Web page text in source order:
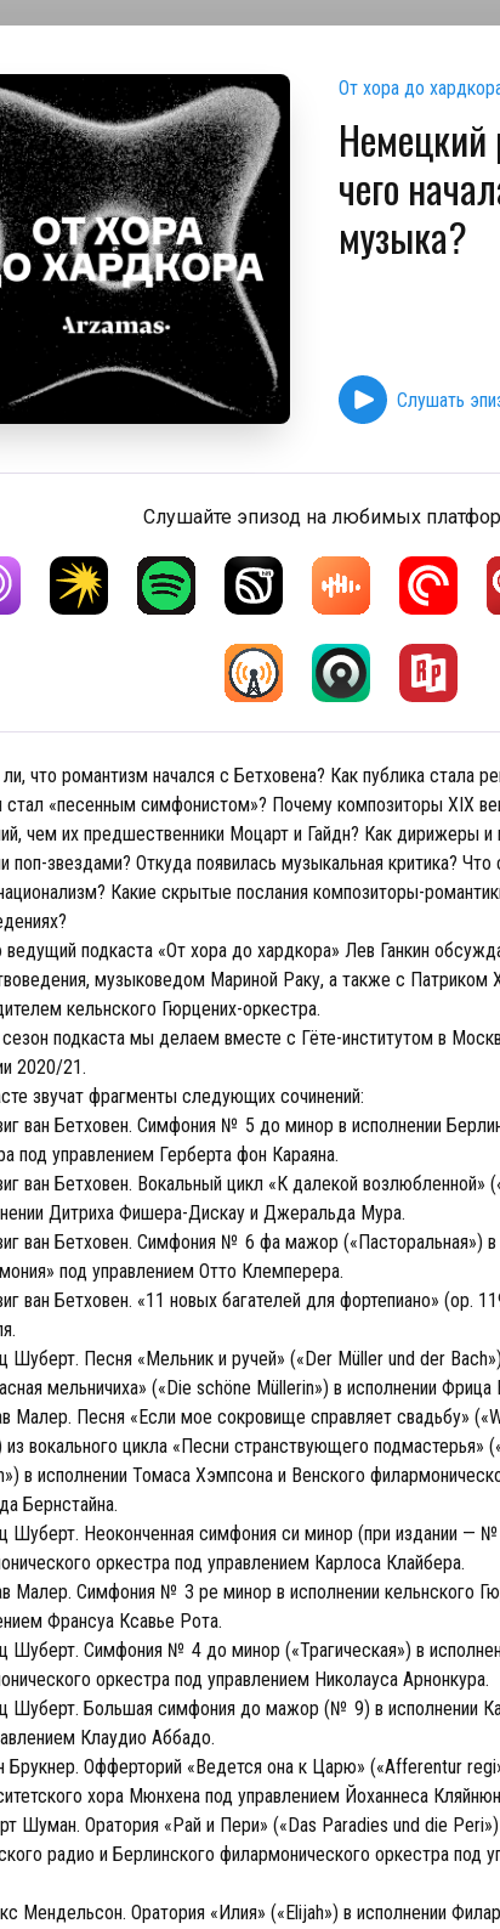
От хора до
Немецкий
чего
музыка?
Слушать
Слушайте эпизод на любимых
что романтизм начался с Бетховена? Как публика стала
стал «песенным симфонистом»? Почему композиторы XIX
чем их предшественники Моцарт и Гайдн? Как дирижеры и
поп-звездами? Откуда появилась музыкальная критика? Что
Какие скрытые послания композиторы-
ведущий подкаста «От хора до хардкора» Лев Ганкин
музыковедом Мариной Раку, а также с Патриком
кельнского Гюрцених-оркестра.
подкаста мы делаем вместе с Гёте-институтом в
2020/21.
звучат фрагменты следующих сочинений:
ван Бетховен. Симфония № 5 до минор в исполнении
под управлением Герберта фон Караяна.
ван Бетховен. Вокальный цикл «К далекой возлюбленной»
Дитриха Фишера-Дискау и Джеральда Мура.
ван Бетховен. Симфония № 6 фа мажор («Пасторальная») в
под управлением Отто Клемперера.
ван Бетховен. «11 новых багателей для фортепиано» (op.
Шуберт. Песня «Мельник и ручей» («Der Müller und der
мельничиха» («Die schöne Müllerin») в исполнении Фрица
Малер. Песня «Если мое сокровище справляет свадьбу»
из вокального цикла «Песни странствующего подмастерья»
в исполнении Томаса Хэмпсона и Венского
Бернстайна.
Шуберт. Неоконченная симфония си минор (при издании — №
оркестра под управлением Карлоса Клайбера.
Малер. Симфония № 3 ре минор в исполнении кельнского
Франсуа Ксавье Рота.
Шуберт. Симфония № 4 до минор («Трагическая») в
оркестра под управлением Николауса Арнонкура.
Шуберт. Большая симфония до мажор (№ 9) в исполнении
Клаудио Аббадо.
Брукнер. Офферторий «Ведется она к Царю» («Afferentur
хора Мюнхена под управлением Йоханнеса
Шуман. Оратория «Рай и Пери» («Das Paradies und die
радио и Берлинского филармонического оркестра под
Мендельсон. Оратория «Илия» («Elijah») в исполнении